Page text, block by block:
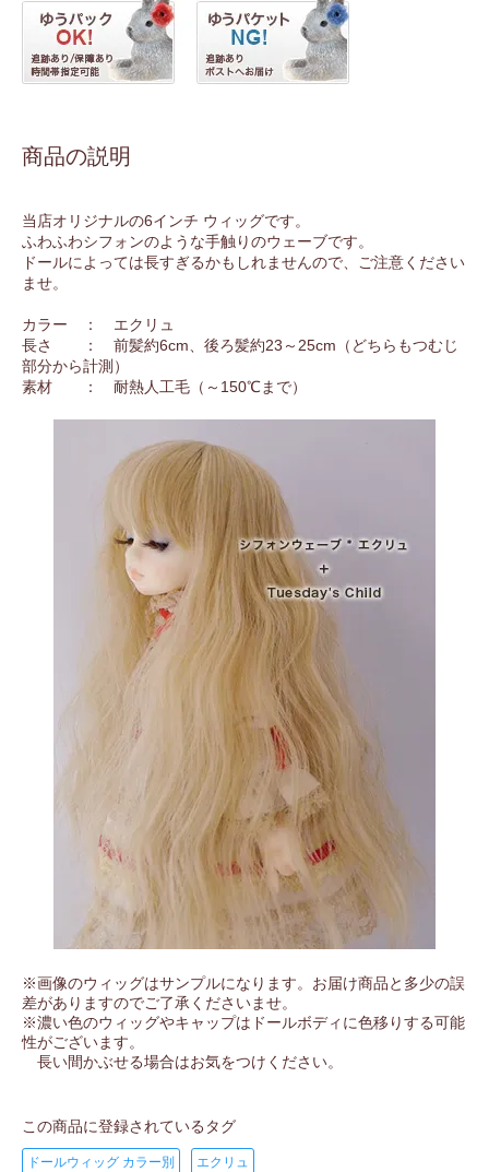
商品の説明
当店オリジナルの6インチ ウィッグです。
ふわふわシフォンのような手触りのウェーブです。
ドールによっては長すぎるかもしれませんので、ご注意ください
ませ。
カラー ： エクリュ
長さ ： 前髪約6cm、後ろ髪約23～25cm（どちらもつむじ
部分から計測）
素材 ： 耐熱人工毛（～150℃まで）
※画像のウィッグはサンプルになります。お届け商品と多少の誤
差がありますのでご了承くださいませ。
※濃い色のウィッグやキャップはドールボディに色移りする可能
性がございます。
長い間かぶせる場合はお気をつけください。
この商品に登録されているタグ
ドールウィッグ カラー別 エクリュ